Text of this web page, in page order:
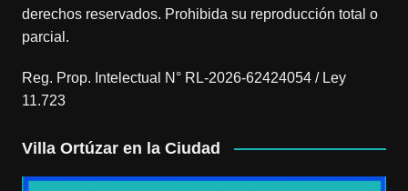
derechos reservados. Prohibida su reproducción total o
parcial.
Reg. Prop. Intelectual N° RL-2026-62424054 / Ley
11.723
Villa Ortúzar en la Ciudad